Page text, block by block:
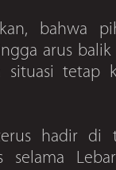
bahwa
arus balik
tetap
hadir di
selama